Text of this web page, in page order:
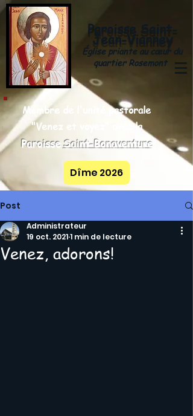
Paroisse Saint-
Jean-Vianney
Église priante au cœur du
quartier Rosemont
Membre de l'unité pastorale
"Venez et voyez" avec la
Paroisse Saint-Bonaventure
Dîme 2026
Post
Venez, adorons!
Administrateur
19 oct. 20211 min de lecture